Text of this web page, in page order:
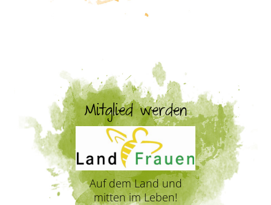
Mitglied werden
Auf dem Land und
mitten im Leben!